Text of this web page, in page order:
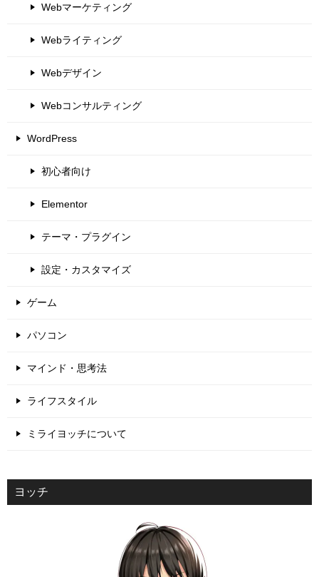
Webマーケティング
Webライティング
Webデザイン
Webコンサルティング
WordPress
初心者向け
Elementor
テーマ・プラグイン
設定・カスタマイズ
ゲーム
パソコン
マインド・思考法
ライフスタイル
ミライヨッチについて
ヨッチ